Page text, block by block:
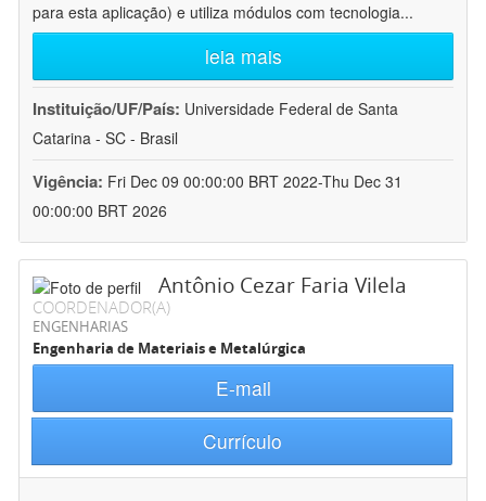
para esta aplicação) e utiliza módulos com tecnologia...
leia mais
Instituição/UF/País: Universidade Federal de Santa
Catarina - SC - Brasil
Vigência: Fri Dec 09 00:00:00 BRT 2022-Thu Dec 31
00:00:00 BRT 2026
Antônio Cezar Faria Vilela
COORDENADOR(A)
ENGENHARIAS
Engenharia de Materiais e Metalúrgica
E-mail
Currículo